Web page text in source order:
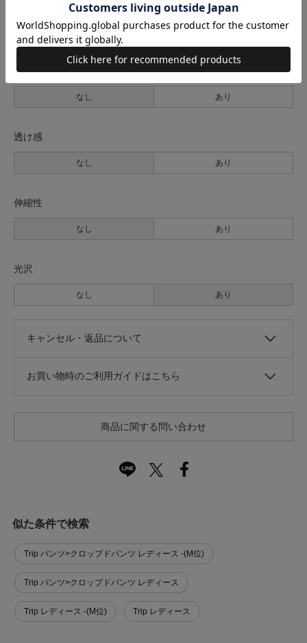
薄手 普通 厚手
裏地
なし あり
透け感
なし あり
伸縮性
なし あり
光沢
なし あり
キャンセル・返品について
お買い物時のご利用ガイドはこちら
商品に関する問い合わせ
似た条件で検索
Trip パンツ>クロップドパンツ レディース -(M位)
Trip パンツ>クロップドパンツ レディース
Trip レディース -(M位) Trip レディース